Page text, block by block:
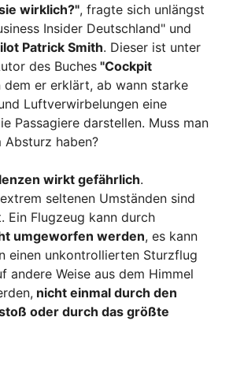
wirklich?", fragte sich unlängst
Insider Deutschland" und
Patrick Smith. Dieser ist unter
des Buches "Cockpit
dem er erklärt, ab wann starke
Luftverwirbelungen eine
Passagiere darstellen. Muss man
Absturz haben?
wirkt gefährlich.
seltenen Umständen sind
Ein Flugzeug kann durch
umgeworfen werden, es kann
einen unkontrollierten Sturzflug
andere Weise aus dem Himmel
nicht einmal durch den
oder durch das größte